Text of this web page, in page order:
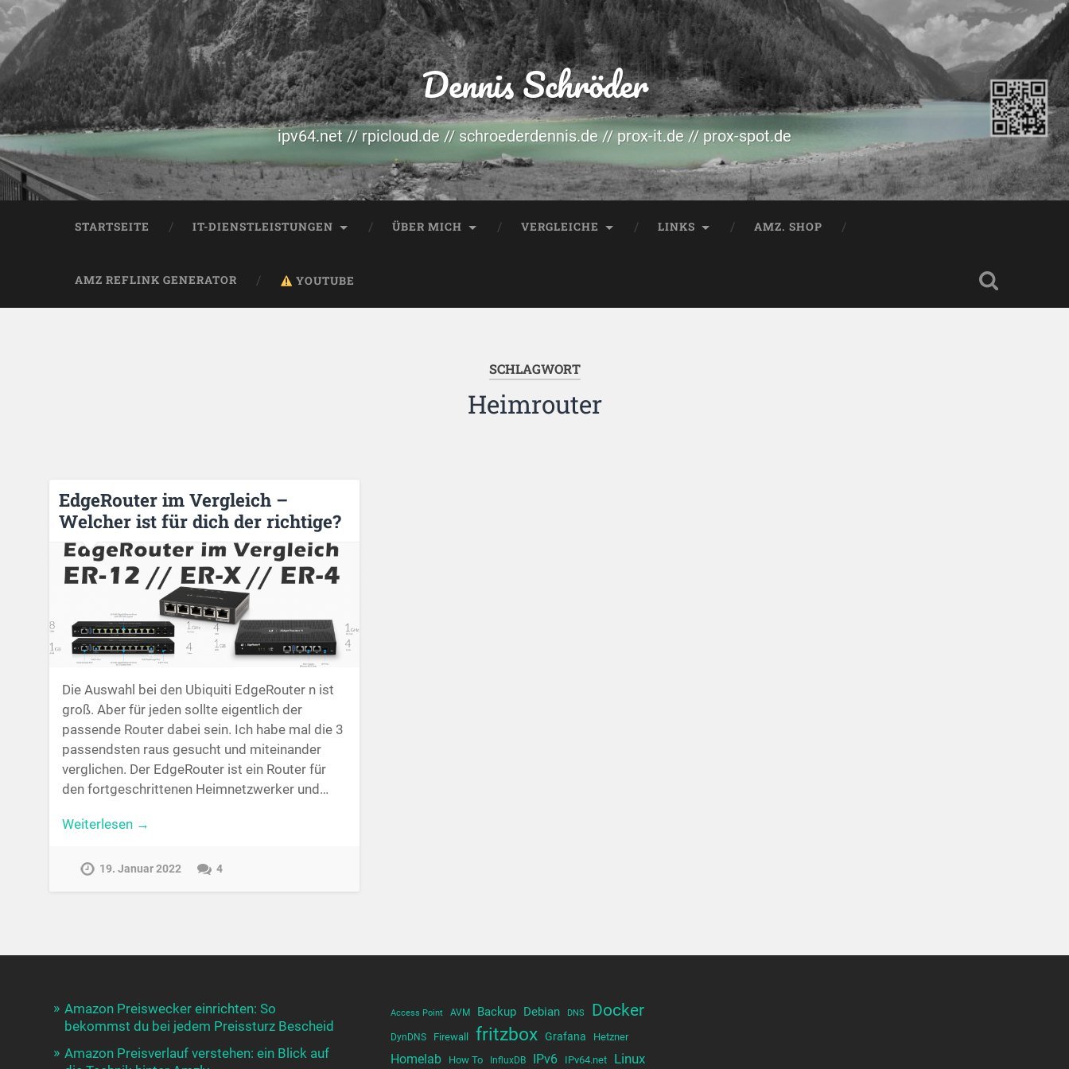
Dennis Schröder
ipv64.net // rpicloud.de // schroederdennis.de // prox-it.de // prox-spot.de
STARTSEITE IT-DIENSTLEISTUNGEN ÜBER MICH VERGLEICHE LINKS AMZ. SHOP
AMZ REFLINK GENERATOR YOUTUBE
SCHLAGWORT
Heimrouter
EdgeRouter im Vergleich –
Welcher ist für dich der richtige?
Die Auswahl bei den Ubiquiti EdgeRouter n ist
groß. Aber für jeden sollte eigentlich der
passende Router dabei sein. Ich habe mal die 3
passendsten raus gesucht und miteinander
verglichen. Der EdgeRouter ist ein Router für
den fortgeschrittenen Heimnetzwerker und…
Weiterlesen →
19. Januar 2022 4
Amazon Preiswecker einrichten: So
bekommst du bei jedem Preissturz Bescheid
Amazon Preisverlauf verstehen: ein Blick auf
Access Point AVM Backup Debian DNS Docker
DynDNS Firewall fritzbox Grafana Hetzner
Homelab How To InfluxDB IPv6 IPv64.net Linux